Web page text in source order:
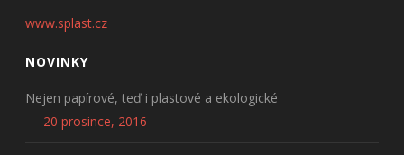
www.splast.cz
NOVINKY
Nejen papírové, teď i plastové a ekologické
20 prosince, 2016